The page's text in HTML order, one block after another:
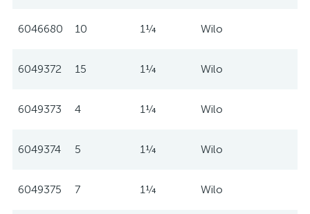
6046680 10 1¼ Wilo
6049372 15 1¼ Wilo
6049373 4 1¼ Wilo
6049374 5 1¼ Wilo
6049375 7 1¼ Wilo